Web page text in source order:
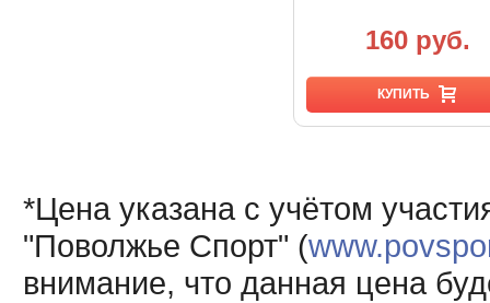
160 руб.
КУПИТЬ
*Цена указана с учётом
"Поволжье Спорт" (
внимание, что данная цена